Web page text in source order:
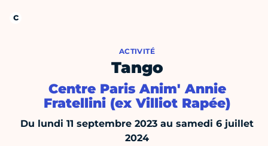
ACTIVITÉ
Tango
Centre Paris Anim' Annie
Fratellini (ex Villiot Rapée)
Du lundi 11 septembre 2023 au samedi 6 juillet
2024